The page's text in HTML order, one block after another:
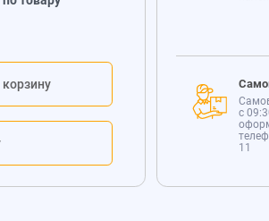
корзину
с
11